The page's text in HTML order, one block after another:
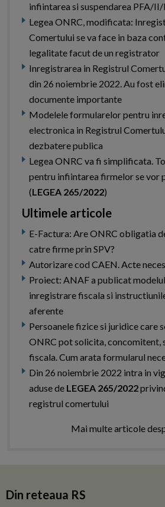
infiintarea si suspendarea PFA/
Legea ONRC, modificata:
Comertului se va face in baza
legalitate facut de un registrator
Inregistrarea in Registrul
din 26 noiembrie 2022. Au fost
documente importante
Modelele formularelor pentru
electronica in Registrul
dezbatere publica
Legea ONRC va fi simplificata.
pentru infiintarea firmelor se vor
(LEGEA 265/2022)
Ultimele articole
E-Factura: Are ONRC obligatia
catre firme prin SPV?
Autorizare cod CAEN. Acte
Proiect: ANAF a publicat
inregistrare fiscala si
aferente
Persoanele fizice si juridice care
ONRC pot solicita, concomitent,
fiscala. Cum arata formularul
Din 26 noiembrie 2022 intra in
aduse de LEGEA 265/2022
registrul comertului
Mai multe articole
Din reteaua RS